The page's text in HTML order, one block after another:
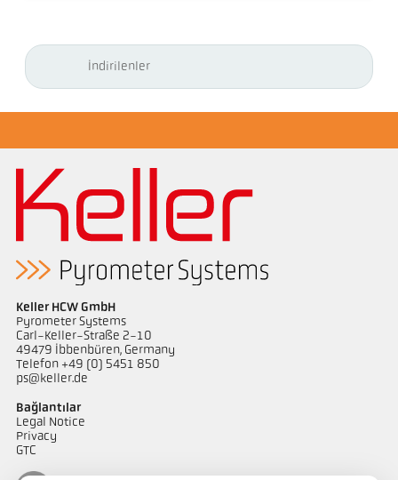
İndirilenler
Keller HCW GmbH
Pyrometer Systems
Carl-Keller-Straße 2-10
49479 Ibbenbüren, Germany
Telefon +49 (0) 5451 850
ps@keller.de
Bağlantılar
Legal Notice
Privacy
GTC